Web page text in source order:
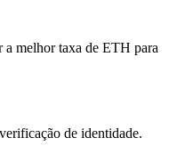
a melhor taxa de ETH para
de identidade.